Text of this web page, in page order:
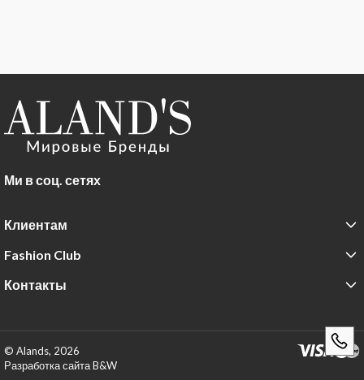
Ми в соц. сетях
Клиентам
Fashion Club
Контакты
© Alands, 2026
Разработка сайта B&W